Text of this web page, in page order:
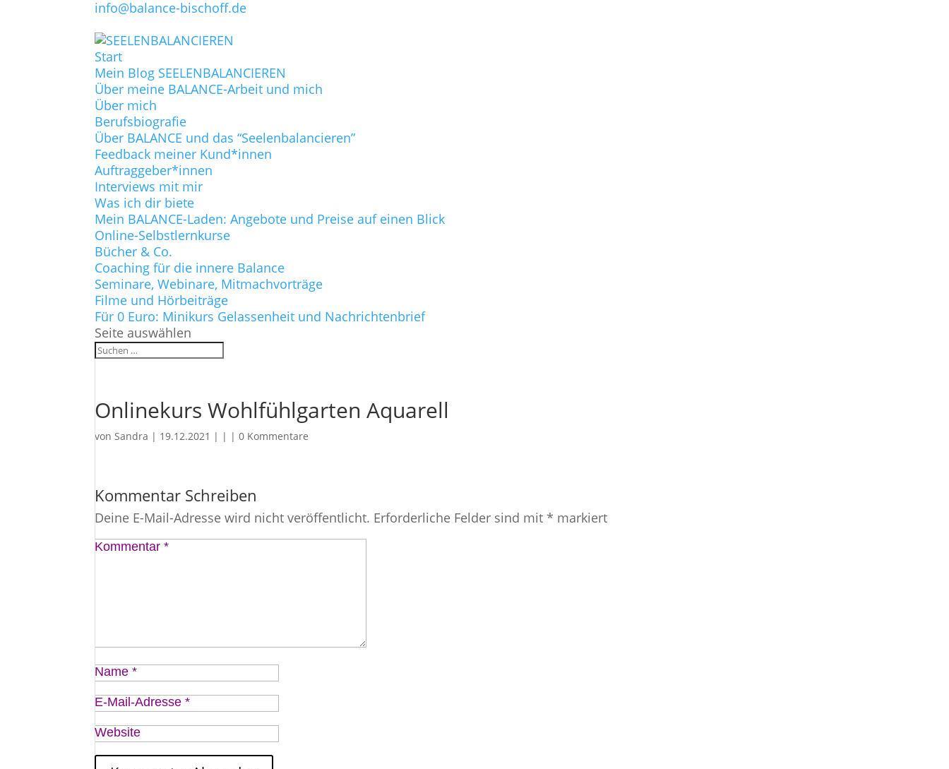
info@balance-bischoff.de
Start
Mein Blog SEELENBALANCIEREN
Über meine BALANCE-Arbeit und mich
Über mich
Berufsbiografie
Über BALANCE und das “Seelenbalancieren”
Feedback meiner Kund*innen
Auftraggeber*innen
Interviews mit mir
Was ich dir biete
Mein BALANCE-Laden: Angebote und Preise auf einen Blick
Online-Selbstlernkurse
Bücher & Co.
Coaching für die innere Balance
Seminare, Webinare, Mitmachvorträge
Filme und Hörbeiträge
Für 0 Euro: Minikurs Gelassenheit und Nachrichtenbrief
Seite auswählen
Onlinekurs Wohlfühlgarten Aquarell
vonSandra | 19.12.2021 | | |0 Kommentare
Kommentar Schreiben
Deine E-Mail-Adresse wird nicht veröffentlicht. Erforderliche Felder sind mit* markiert
Kommentar*
Name*
E-Mail-Adresse*
Website